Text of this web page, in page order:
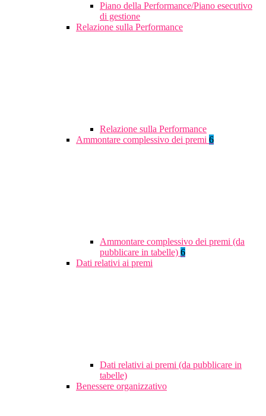
Piano della Performance/Piano esecutivo
di gestione
Relazione sulla Performance
Relazione sulla Performance
Ammontare complessivo dei premi 6
Ammontare complessivo dei premi (da
pubblicare in tabelle) 6
Dati relativi ai premi
Dati relativi ai premi (da pubblicare in
tabelle)
Benessere organizzativo